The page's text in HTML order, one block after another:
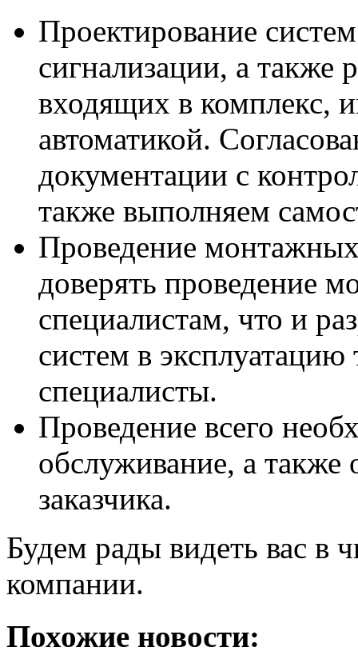
Проектирование
сигнализации, а также
входящих в комплекс,
автоматикой.
документации с
также выполняем
Проведение
доверять проведение
специалистам, что и
систем в
специалисты.
Проведение всего
обслуживание, а также
заказчика.
Будем рады видеть вас в
компании.
Похожие новости: